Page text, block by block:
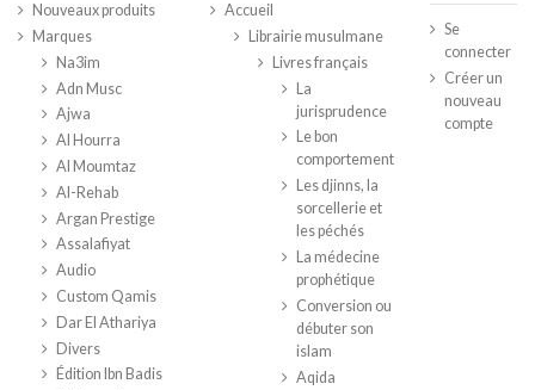
Nouveaux produits
Marques
Na3im
Adn Musc
Ajwa
Al Hourra
Al Moumtaz
Al-Rehab
Argan Prestige
Assalafiyat
Audio
Custom Qamis
Dar El Athariya
Divers
Édition Ibn Badis
Accueil
Librairie musulmane
Livres français
La
jurisprudence
Le bon
comportement
Les djinns, la
sorcellerie et
les péchés
La médecine
prophétique
Conversion ou
débuter son
islam
Aqida
Se
connecter
Créer un
nouveau
compte